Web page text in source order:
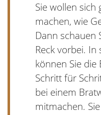
Sie wollen sich
machen, wie
Dann schauen
Reck vorbei.
können Sie
Schritt für
bei einem
mitmachen.